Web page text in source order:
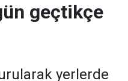
geçtikçe
yerlerde